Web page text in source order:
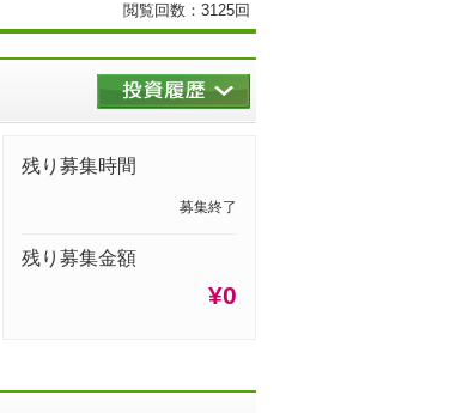
閲覧回数：3125回
残り募集時間
募集終了
残り募集金額
¥0